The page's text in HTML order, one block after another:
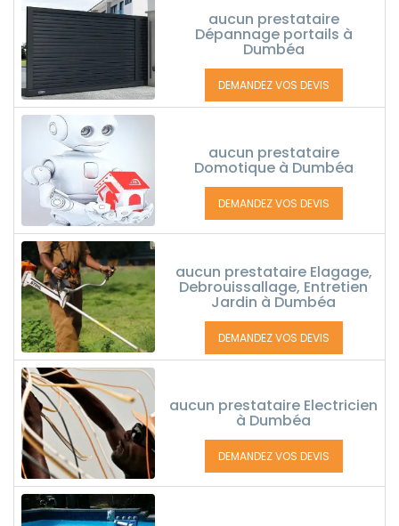
aucun prestataire
Dépannage portails à
Dumbéa
DEMANDEZ VOS DEVIS
aucun prestataire
Domotique à Dumbéa
DEMANDEZ VOS DEVIS
aucun prestataire Elagage,
Debrouissallage, Entretien
Jardin à Dumbéa
DEMANDEZ VOS DEVIS
aucun prestataire Electricien
à Dumbéa
DEMANDEZ VOS DEVIS